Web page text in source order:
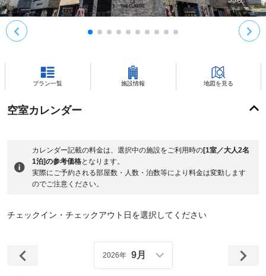
プラン一覧 施設情報 地図を見る
空室カレンダー
カレンダー記載の料金は、選択中の施設をご利用時の[1室／大人2名
1泊]の参考価格となります。
実際にご予約される部屋数・人数・泊数等により料金は変動します
のでご注意ください。
チェックイン・チェックアウト日を選択してください
2026年 9月